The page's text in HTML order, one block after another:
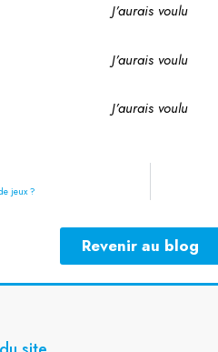
J’aurais voulu
J’aurais voulu
J’aurais voulu
jeux ?
Revenir au blog